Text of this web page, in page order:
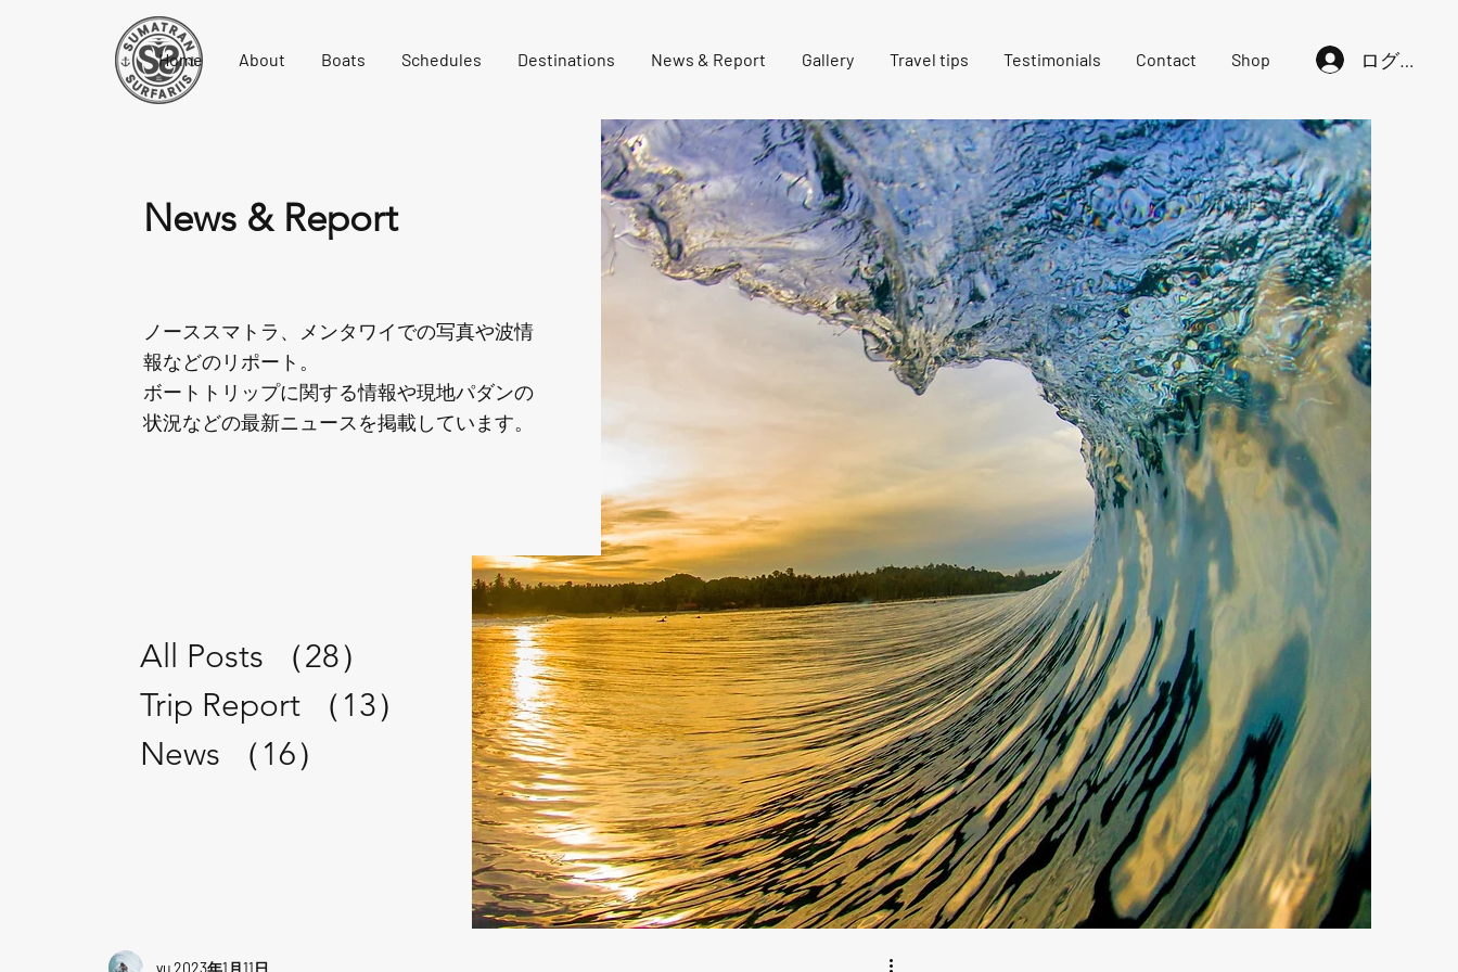
Home About Boats Schedules Destinations News & Report Gallery Travel tips Testimonials Contact Shop ログイン
All Posts （28）
28件の記事
Trip Report
（13）
13件の記事
News
（16） 16件の記事
News & Report
ノーススマトラ、メンタワイでの写真や波情
報などのリポート。
ボートトリップに関する情報や現地パダンの
状況などの最新ニュースを掲載しています。
yu2023年1月11日